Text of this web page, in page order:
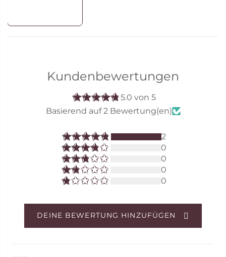
Kundenbewertungen
5.0 von 5
Basierend auf 2 Bewertung(en)
2
0
0
0
0
DEINE BEWERTUNG HINZUFÜGEN